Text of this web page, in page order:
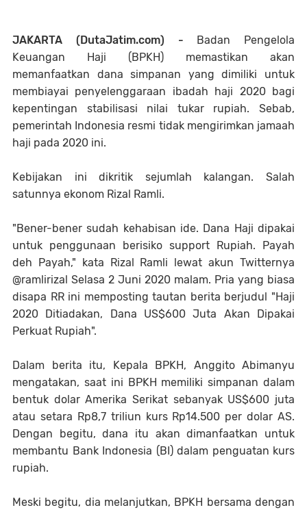
JAKARTA (DutaJatim.com) - Badan Pengelola
Keuangan Haji (BPKH) memastikan akan
memanfaatkan dana simpanan yang dimiliki untuk
membiayai penyelenggaraan ibadah haji 2020 bagi
kepentingan stabilisasi nilai tukar rupiah. Sebab,
pemerintah Indonesia resmi tidak mengirimkan jamaah
haji pada 2020 ini.
Kebijakan ini dikritik sejumlah kalangan. Salah
satunnya ekonom Rizal Ramli.
"Bener-bener sudah kehabisan ide. Dana Haji dipakai
untuk penggunaan berisiko support Rupiah. Payah
deh Payah," kata Rizal Ramli lewat akun Twitternya
@ramlirizal Selasa 2 Juni 2020 malam. Pria yang biasa
disapa RR ini memposting tautan berita berjudul "Haji
2020 Ditiadakan, Dana US$600 Juta Akan Dipakai
Perkuat Rupiah".
Dalam berita itu, Kepala BPKH, Anggito Abimanyu
mengatakan, saat ini BPKH memiliki simpanan dalam
bentuk dolar Amerika Serikat sebanyak US$600 juta
atau setara Rp8,7 triliun kurs Rp14.500 per dolar AS.
Dengan begitu, dana itu akan dimanfaatkan untuk
membantu Bank Indonesia (BI) dalam penguatan kurs
rupiah.
Meski begitu, dia melanjutkan, BPKH bersama dengan